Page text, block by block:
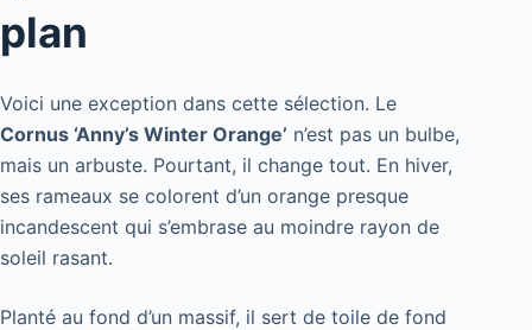
plan
Voici une exception dans cette sélection. Le
Cornus ‘Anny’s Winter Orange’ n’est pas un bulbe,
mais un arbuste. Pourtant, il change tout. En hiver,
ses rameaux se colorent d’un orange presque
incandescent qui s’embrase au moindre rayon de
soleil rasant.
Planté au fond d’un massif, il sert de toile de fond